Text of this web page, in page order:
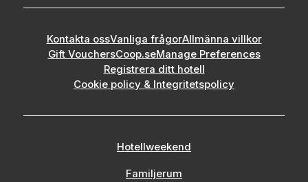
Kontakta ossVanliga frågorAllmänna villkor
Gift VouchersCoop.seManage Preferences
Registrera ditt hotell
Cookie policy & Integritetspolicy
Hotellweekend
Familjerum